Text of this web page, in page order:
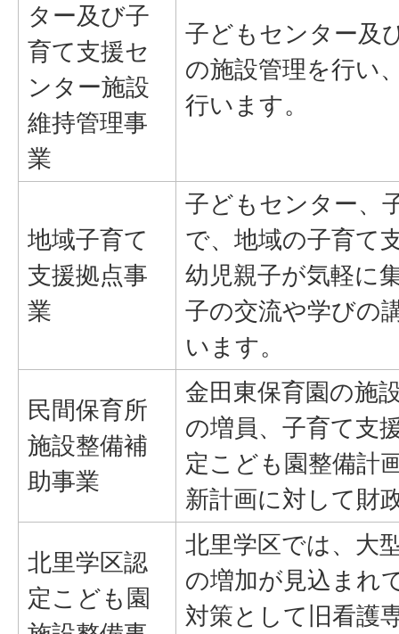
ター及び子
育て支援セ
ンター施設
維持管理事
業
子どもセンター及
の施設管理を行い
行います。
地域子育て
支援拠点事
業
子どもセンター、
で、地域の子育て
幼児親子が気軽に
子の交流や学びの
います。
民間保育所
施設整備補
助事業
金田東保育園の施
の増員、子育て支
定こども園整備計
新計画に対して財
北里学区認
定こども園
北里学区では、大
の増加が見込まれ
対策として旧看護